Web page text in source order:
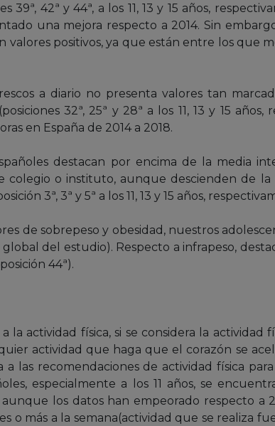
39ª, 42ª y 44ª, a los 11, 13 y 15 años,
una mejora respecto a 2014. Sin
valores positivos, ya que están entre los que
a diario no presenta valores tan
32ª, 25ª y 28ª a los 11, 13 y 15
en España de 2014 a 2018.
destacan por encima de la media
colegio o instituto, aunque descienden de
3ª, 3ª y 5ª a los 11, 13 y 15 años,
de sobrepeso y obesidad, nuestros
del estudio). Respecto a infrapeso,
44ª).
la actividad física, si se considera la
actividad que haga que el corazón se
las recomendaciones de actividad física
especialmente a los 11 años, se
aunque los datos han empeorado respecto a
o más a la semana(actividad que se realiza